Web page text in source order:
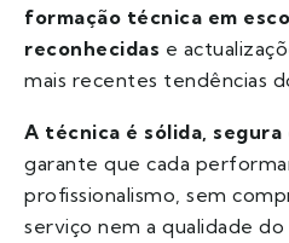
formação técnica em
reconhecidas e
mais recentes tendências
A técnica é sólida, segura
garante que cada
profissionalismo, sem
serviço nem a qualidade do